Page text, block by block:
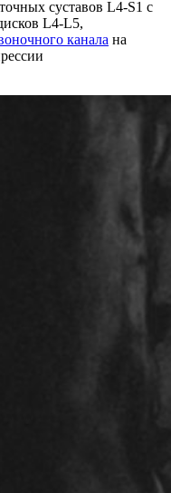
суставов L4-S1 с
L4-L5,
канала на